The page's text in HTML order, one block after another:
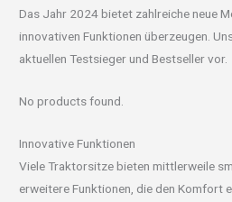
Das Jahr 2024 bietet zahlreiche neue
innovativen Funktionen überzeugen.
aktuellen Testsieger und Bestseller vor.
No products found.
Innovative Funktionen
Viele Traktorsitze bieten mittlerweile
erweitere Funktionen, die den Komfort